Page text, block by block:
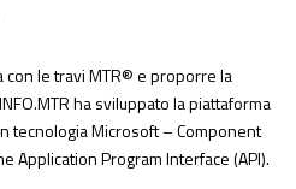
con le travi MTR® e proporre la
ha sviluppato la piattaforma
tecnologia Microsoft – Component
Application Program Interface (API).